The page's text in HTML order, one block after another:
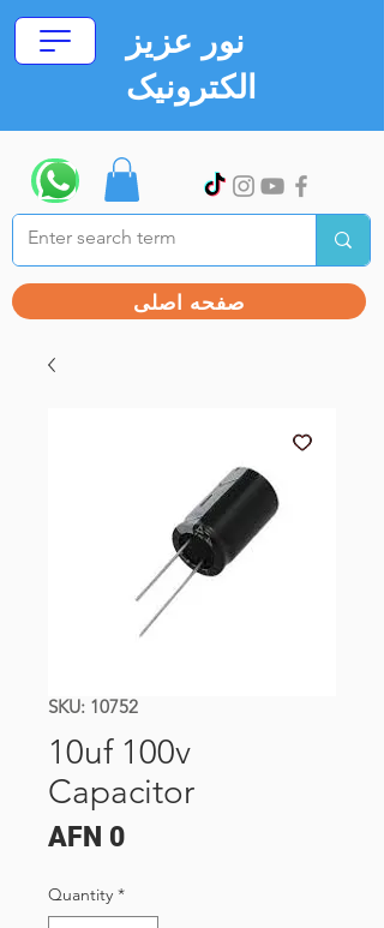
نور عزیز
الکترونیک
صفحه اصلی
SKU: 10752
10uf 100v
Capacitor
AFN 0Price
Quantity *